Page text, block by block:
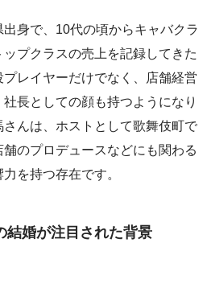
身で、10代の頃からキャバクラ
プクラスの売上を記録してきた
レイヤーだけでなく、店舗経営
長としての顔も持つようになり
んは、ホストとして歌舞伎町で
のプロデュースなどにも関わる
を持つ存在です。
結婚が注目された背景